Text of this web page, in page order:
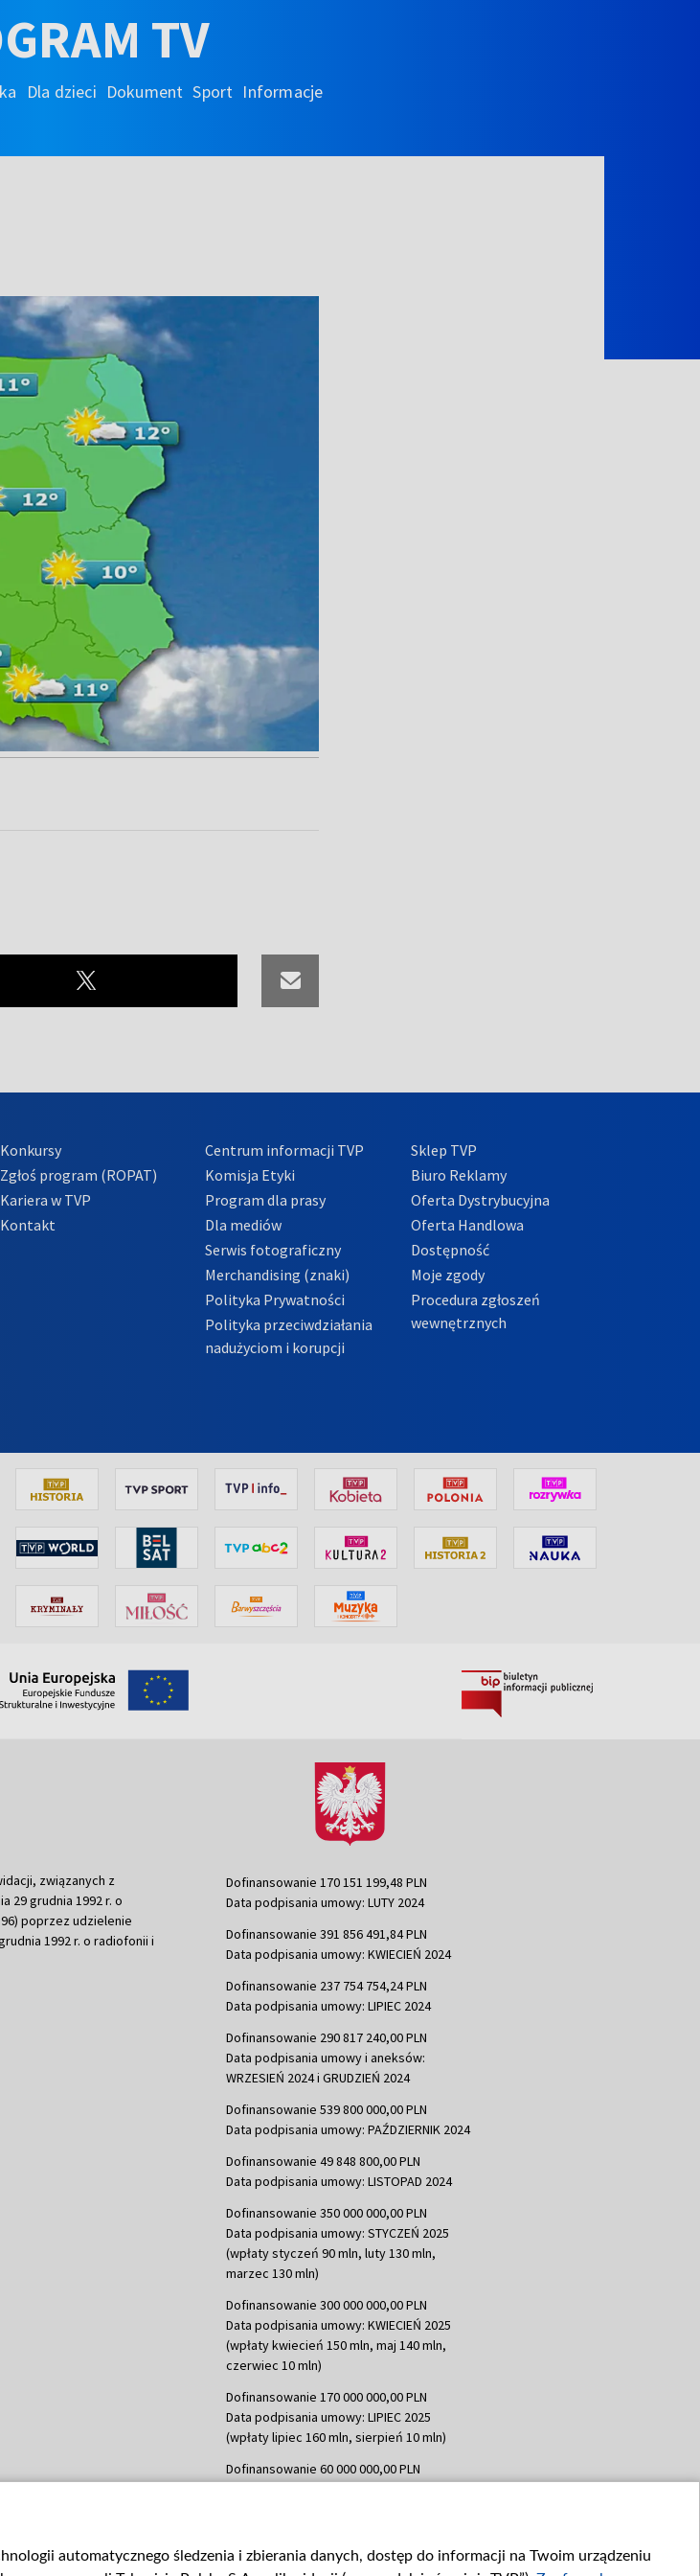
TV
Dla dzieci Dokument Sport Informacje
Konkursy
Zgłoś program (ROPAT)
Kariera w TVP
Kontakt
Centrum informacji TVP
Komisja Etyki
Program dla prasy
Dla mediów
Serwis fotograficzny
Merchandising (znaki)
Polityka Prywatności
Polityka przeciwdziałania
nadużyciom i korupcji
Sklep TVP
Biuro Reklamy
Oferta Dystrybucyjna
Oferta Handlowa
Dostępność
Moje zgody
Procedura zgłoszeń
wewnętrznych
związanych z
29 grudnia 1992 r. o
poprzez udzielenie
1992 r. o radiofonii i
Dofinansowanie 170 151 199,48 PLN
Data podpisania umowy: LUTY 2024
Dofinansowanie 391 856 491,84 PLN
Data podpisania umowy: KWIECIEŃ 2024
Dofinansowanie 237 754 754,24 PLN
Data podpisania umowy: LIPIEC 2024
Dofinansowanie 290 817 240,00 PLN
Data podpisania umowy i aneksów:
WRZESIEŃ 2024 i GRUDZIEŃ 2024
Dofinansowanie 539 800 000,00 PLN
Data podpisania umowy: PAŹDZIERNIK 2024
Dofinansowanie 49 848 800,00 PLN
Data podpisania umowy: LISTOPAD 2024
Dofinansowanie 350 000 000,00 PLN
Data podpisania umowy: STYCZEŃ 2025
(wpłaty styczeń 90 mln, luty 130 mln,
marzec 130 mln)
Dofinansowanie 300 000 000,00 PLN
Data podpisania umowy: KWIECIEŃ 2025
(wpłaty kwiecień 150 mln, maj 140 mln,
czerwiec 10 mln)
Dofinansowanie 170 000 000,00 PLN
Data podpisania umowy: LIPIEC 2025
(wpłaty lipiec 160 mln, sierpień 10 mln)
Dofinansowanie 60 000 000,00 PLN
Data podpisania umowy: WRZESIEŃ 2025
automatycznego śledzenia i zbierania danych, dostęp do informacji na Twoim urządzeniu